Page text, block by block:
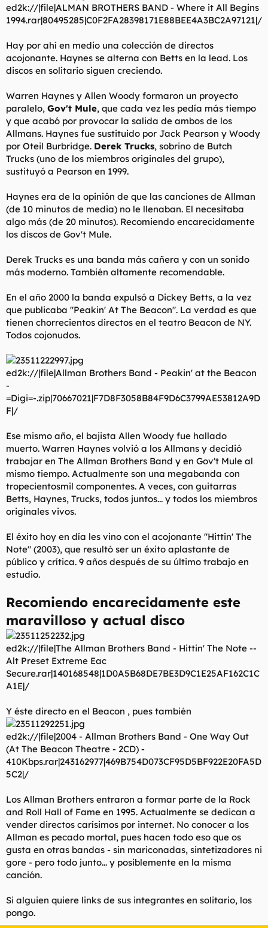
ed2k://|file|ALMAN BROTHERS BAND - Where it All Begins
1994.rar|80495285|C0F2FA28398171E88BEE4A3BC2A97121|/
Hay por ahí en medio una colección de directos
acojonante. Haynes se alterna con Betts en la lead. Los
discos en solitario siguen creciendo.
Warren Haynes y Allen Woody formaron un proyecto
paralelo, Gov't Mule, que cada vez les pedía más tiempo
y que acabó por provocar la salida de ambos de los
Allmans. Haynes fue sustituido por Jack Pearson y Woody
por Oteil Burbridge. Derek Trucks, sobrino de Butch
Trucks (uno de los miembros originales del grupo),
sustituyó a Pearson en 1999.
Haynes era de la opinión de que las canciones de Allman
(de 10 minutos de media) no le llenaban. El necesitaba
algo más (de 20 minutos). Recomiendo encarecidamente
los discos de Gov't Mule.
Derek Trucks es una banda más cañera y con un sonido
más moderno. También altamente recomendable.
En el año 2000 la banda expulsó a Dickey Betts, a la vez
que publicaba "Peakin' At The Beacon". La verdad es que
tienen chorrecientos directos en el teatro Beacon de NY.
Todos cojonudos.
ed2k://|file|Allman Brothers Band - Peakin' at the Beacon
-
=Digi=-.zip|70667021|F7D8F3058B84F9D6C3799AE53812A9D
F|/
Ese mismo año, el bajista Allen Woody fue hallado
muerto. Warren Haynes volvió a los Allmans y decidió
trabajar en The Allman Brothers Band y en Gov't Mule al
mismo tiempo. Actualmente son una megabanda con
tropecientosmil componentes. A veces, con guitarras
Betts, Haynes, Trucks, todos juntos... y todos los miembros
originales vivos.
El éxito hoy en día les vino con el acojonante "Hittin' The
Note" (2003), que resultó ser un éxito aplastante de
público y crítica. 9 años después de su último trabajo en
estudio.
Recomiendo encarecidamente este
maravilloso y actual disco
ed2k://|file|The Allman Brothers Band - Hittin' The Note --
Alt Preset Extreme Eac
Secure.rar|140168548|1D0A5B68DE7BE3D9C1E25AF162C1C
A1E|/
Y éste directo en el Beacon , pues también
ed2k://|file|2004 - Allman Brothers Band - One Way Out
(At The Beacon Theatre - 2CD) -
410Kbps.rar|243162977|469B754D073CF95D5BF922E20FA5D
5C2|/
Los Allman Brothers entraron a formar parte de la Rock
and Roll Hall of Fame en 1995. Actualmente se dedican a
vender directos carísimos por internet. No conocer a los
Allman es pecado mortal, pues hacen todo eso que os
gusta en otras bandas - sin mariconadas, sintetizadores ni
gore - pero todo junto... y posiblemente en la misma
canción.
Si alguien quiere links de sus integrantes en solitario, los
pongo.